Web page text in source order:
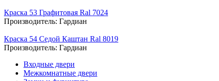
Краска 53 Графитовая Ral 7024
Производитель: Гардиан
Краска 54 Седой Каштан Ral 8019
Производитель: Гардиан
Входные двери
Межкомнатные двери